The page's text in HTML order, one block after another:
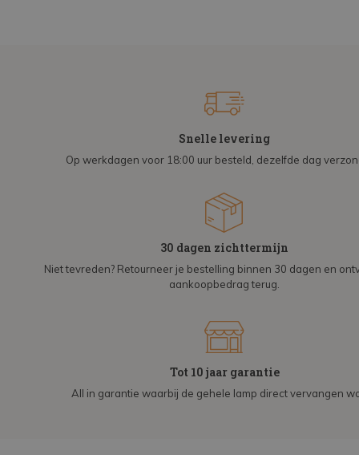
Snelle levering
Op werkdagen voor 18:00 uur besteld, dezelfde dag
30 dagen zichttermijn
Niet tevreden? Retourneer je bestelling binnen 30 dagen en
aankoopbedrag terug.
Tot 10 jaar garantie
All in garantie waarbij de gehele lamp direct vervangen